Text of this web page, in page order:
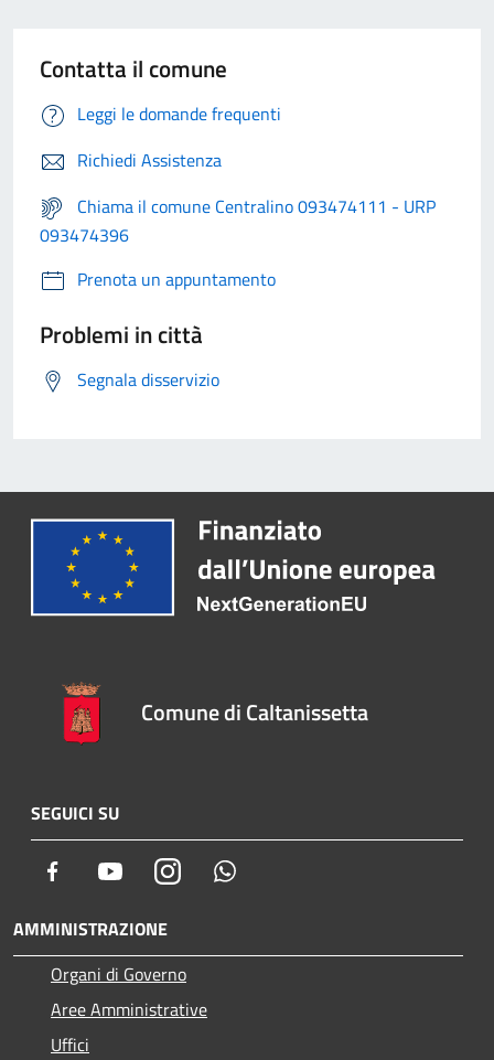
Contatta il comune
Leggi le domande frequenti
Richiedi Assistenza
Chiama il comune Centralino 093474111 - URP
093474396
Prenota un appuntamento
Problemi in città
Segnala disservizio
Comune di Caltanissetta
SEGUICI SU
Facebook YoutubeInstagram
AMMINISTRAZIONE
Organi di Governo
Aree Amministrative
Uffici